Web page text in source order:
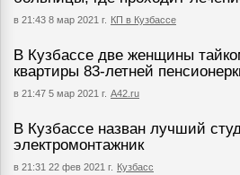
в 21:43 8 мар 2021 г. КП в Кузбассе
В Кузбассе две женщины
квартиры 83-летней
в 21:47 5 мар 2021 г. А42.ru
В Кузбассе назван лучший
электромонтажник
в 21:31 22 фев 2021 г. Кузбасс